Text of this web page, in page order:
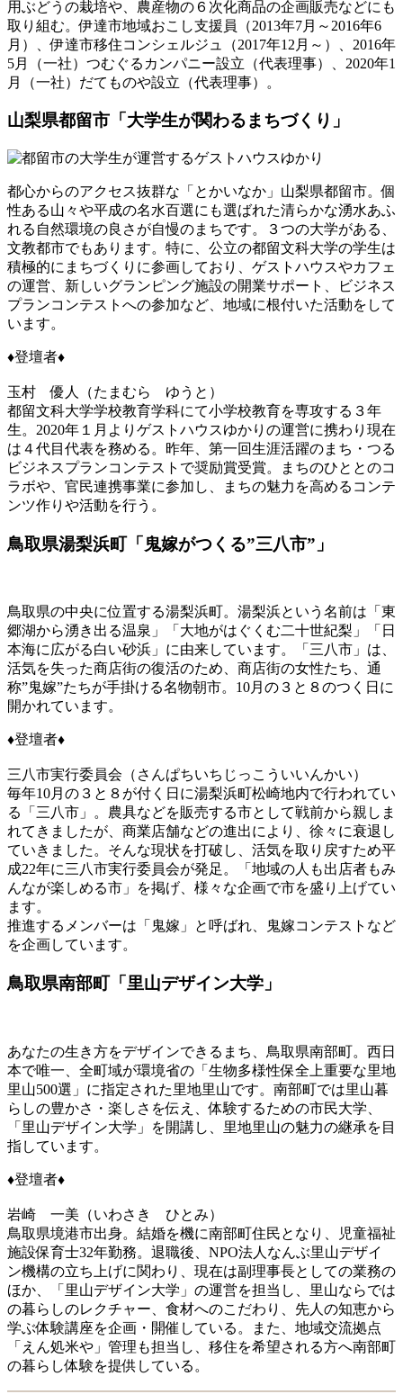
用ぶどうの栽培や、農産物の６次化商品の企画販売などにも
取り組む。伊達市地域おこし支援員（2013年7月～2016年6
月）、伊達市移住コンシェルジュ（2017年12月～）、2016年
5月（一社）つむぐるカンパニー設立（代表理事）、2020年1
月（一社）だてものや設立（代表理事）。
山梨県都留市「大学生が関わるまちづくり」
都心からのアクセス抜群な「とかいなか」山梨県都留市。個
性ある山々や平成の名水百選にも選ばれた清らかな湧水あふ
れる自然環境の良さが自慢のまちです。３つの大学がある、
文教都市でもあります。特に、公立の都留文科大学の学生は
積極的にまちづくりに参画しており、ゲストハウスやカフェ
の運営、新しいグランピング施設の開業サポート、ビジネス
プランコンテストへの参加など、地域に根付いた活動をして
います。
♦登壇者♦
玉村 優人（たまむら ゆうと）
都留文科大学学校教育学科にて小学校教育を専攻する３年
生。2020年１月よりゲストハウスゆかりの運営に携わり現在
は４代目代表を務める。昨年、第一回生涯活躍のまち・つる
ビジネスプランコンテストで奨励賞受賞。まちのひととのコ
ラボや、官民連携事業に参加し、まちの魅力を高めるコンテ
ンツ作りや活動を行う。
鳥取県湯梨浜町「鬼嫁がつくる”三八市”」
鳥取県の中央に位置する湯梨浜町。湯梨浜という名前は「東
郷湖から湧き出る温泉」「大地がはぐくむ二十世紀梨」「日
本海に広がる白い砂浜」に由来しています。「三八市」は、
活気を失った商店街の復活のため、商店街の女性たち、通
称”鬼嫁”たちが手掛ける名物朝市。10月の３と８のつく日に
開かれています。
♦登壇者♦
三八市実行委員会（さんぱちいちじっこういいんかい）
毎年10月の３と８が付く日に湯梨浜町松崎地内で行われてい
る「三八市」。農具などを販売する市として戦前から親しま
れてきましたが、商業店舗などの進出により、徐々に衰退し
ていきました。そんな現状を打破し、活気を取り戻すため平
成22年に三八市実行委員会が発足。「地域の人も出店者もみ
んなが楽しめる市」を掲げ、様々な企画で市を盛り上げてい
ます。
推進するメンバーは「鬼嫁」と呼ばれ、鬼嫁コンテストなど
を企画しています。
鳥取県南部町「里山デザイン大学」
あなたの生き方をデザインできるまち、鳥取県南部町。西日
本で唯一、全町域が環境省の「生物多様性保全上重要な里地
里山500選」に指定された里地里山です。南部町では里山暮
らしの豊かさ・楽しさを伝え、体験するための市民大学、
「里山デザイン大学」を開講し、里地里山の魅力の継承を目
指しています。
♦登壇者♦
岩崎 一美（いわさき ひとみ）
鳥取県境港市出身。結婚を機に南部町住民となり、児童福祉
施設保育士32年勤務。退職後、NPO法人なんぶ里山デザイ
ン機構の立ち上げに関わり、現在は副理事長としての業務の
ほか、「里山デザイン大学」の運営を担当し、里山ならでは
の暮らしのレクチャー、食材へのこだわり、先人の知恵から
学ぶ体験講座を企画・開催している。また、地域交流拠点
「えん処米や」管理も担当し、移住を希望される方へ南部町
の暮らし体験を提供している。